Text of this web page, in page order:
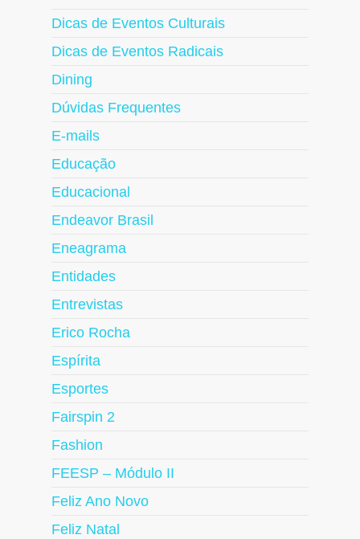
Dicas de Eventos Culturais
Dicas de Eventos Radicais
Dining
Dúvidas Frequentes
E-mails
Educação
Educacional
Endeavor Brasil
Eneagrama
Entidades
Entrevistas
Erico Rocha
Espírita
Esportes
Fairspin 2
Fashion
FEESP – Módulo II
Feliz Ano Novo
Feliz Natal